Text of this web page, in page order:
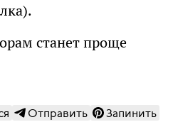
станет проще
Отправить Запинить